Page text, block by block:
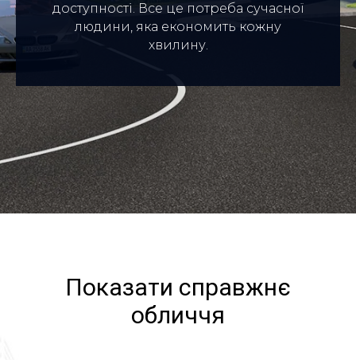
доступності. Все це потреба сучасної
людини, яка економить кожну
хвилину.
Показати справжнє
обличчя